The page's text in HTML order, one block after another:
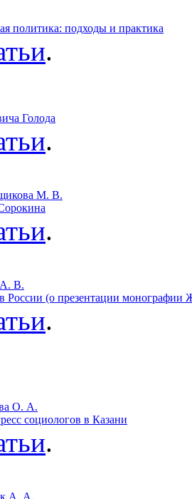
политика: подходы и практика
.
Голода
.
М. В.
.
А. В.
России (о презентации монографии
.
О. А.
социологов в Казани
.
А. А.